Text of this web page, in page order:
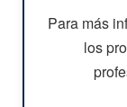
Para más
los